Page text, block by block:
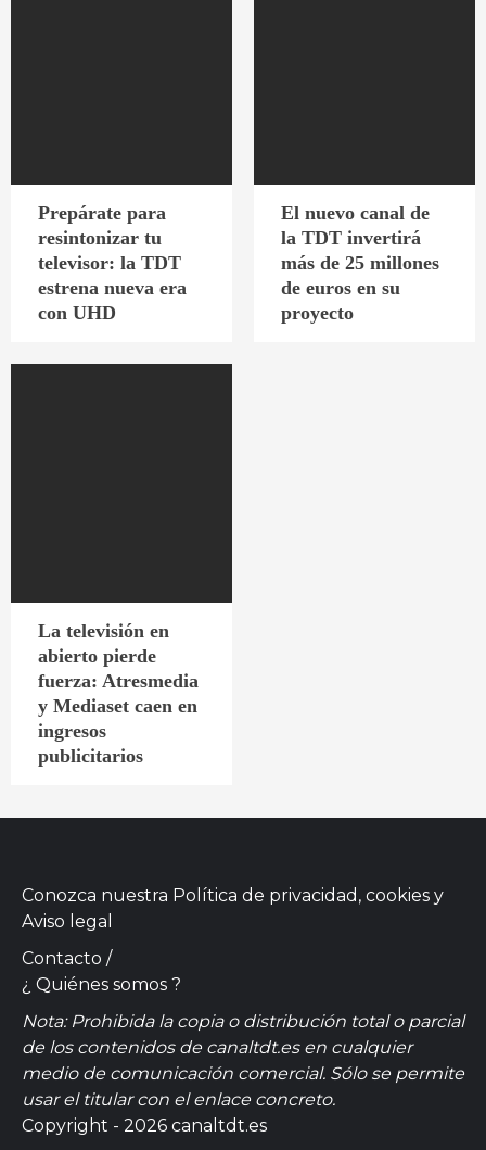
Prepárate para
resintonizar tu
televisor: la TDT
estrena nueva era
con UHD
El nuevo canal de
la TDT invertirá
más de 25 millones
de euros en su
proyecto
La televisión en
abierto pierde
fuerza: Atresmedia
y Mediaset caen en
ingresos
publicitarios
Conozca nuestra Política de privacidad, cookies y
Aviso legal
Contacto /
¿ Quiénes somos ?
Nota: Prohibida la copia o distribución total o parcial
de los contenidos de canaltdt.es en cualquier
medio de comunicación comercial. Sólo se permite
usar el titular con el enlace concreto.
Copyright - 2026 canaltdt.es